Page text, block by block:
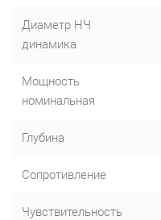
Диаметр НЧ
динамика
Мощность
номинальная
Глубина
Сопротивление
Чувствительность